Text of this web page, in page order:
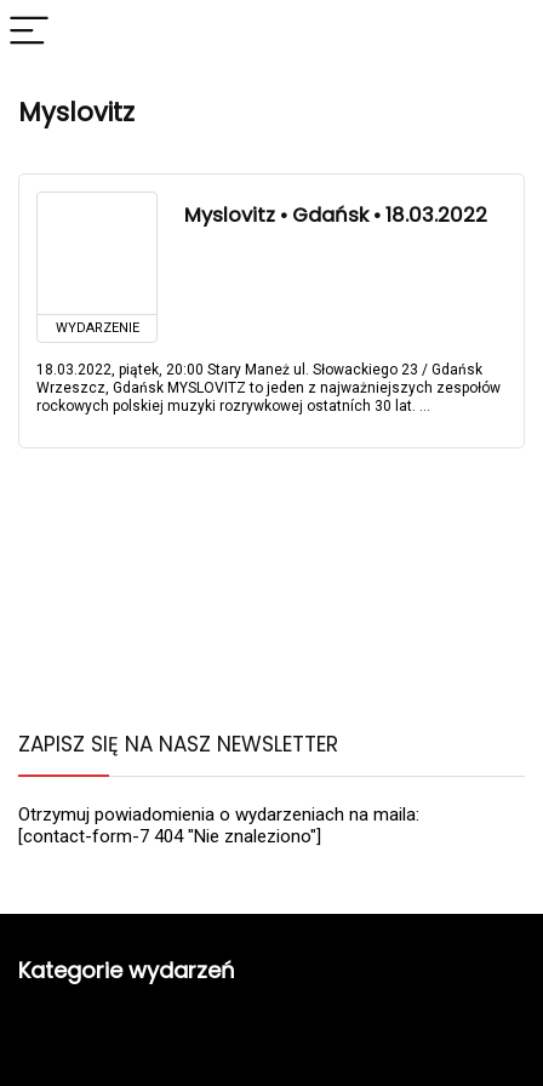
Myslovitz
WYDARZENIE
Myslovitz • Gdańsk • 18.03.2022
18.03.2022, piątek, 20:00 Stary Maneż ul. Słowackiego 23 / Gdańsk
Wrzeszcz, Gdańsk MYSLOVITZ to jeden z najważniejszych zespołów
rockowych polskiej muzyki rozrywkowej ostatních 30 lat. ...
ZAPISZ SIĘ NA NASZ NEWSLETTER
Otrzymuj powiadomienia o wydarzeniach na maila:
[contact-form-7 404 "Nie znaleziono"]
Kategorie wydarzeń